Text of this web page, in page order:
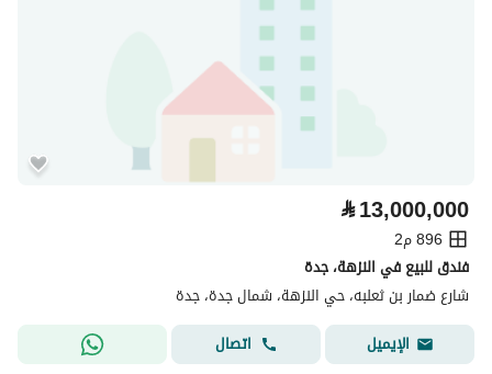
⃁13,000,000
896 م2
فندق للبيع في النزهة، جدة
شارع ضمار بن ثعلبه، حي النزهة، شمال جدة، جدة
الإيميل
اتصال